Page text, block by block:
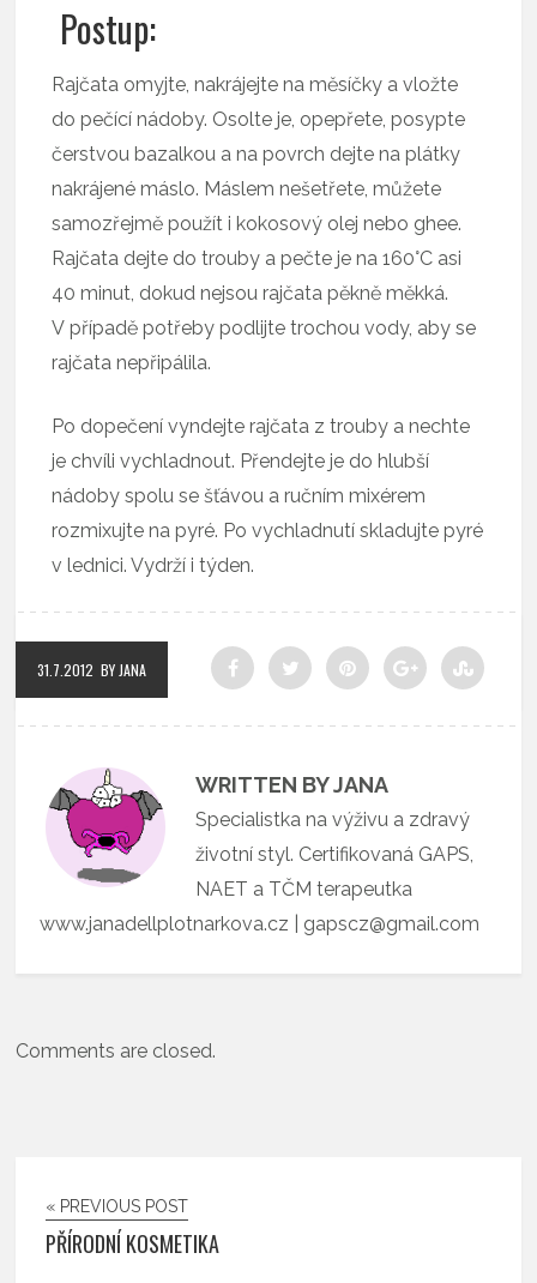
Postup:
Rajčata omyjte, nakrájejte na měsíčky a vložte
do pečící nádoby. Osolte je, opepřete, posypte
čerstvou bazalkou a na povrch dejte na plátky
nakrájené máslo. Máslem nešetřete, můžete
samozřejmě použít i kokosový olej nebo ghee.
Rajčata dejte do trouby a pečte je na 160°C asi
40 minut, dokud nejsou rajčata pěkně měkká.
V případě potřeby podlijte trochou vody, aby se
rajčata nepřipálila.
Po dopečení vyndejte rajčata z trouby a nechte
je chvíli vychladnout. Přendejte je do hlubší
nádoby spolu se šťávou a ručním mixérem
rozmixujte na pyré. Po vychladnutí skladujte pyré
v lednici. Vydrží i týden.
31.7.2012 BY JANA
WRITTEN BY JANA
Specialistka na výživu a zdravý
životní styl. Certifikovaná GAPS,
NAET a TČM terapeutka
www.janadellplotnarkova.cz | gapscz@gmail.com
Comments are closed.
« PREVIOUS POST
PŘÍRODNÍ KOSMETIKA